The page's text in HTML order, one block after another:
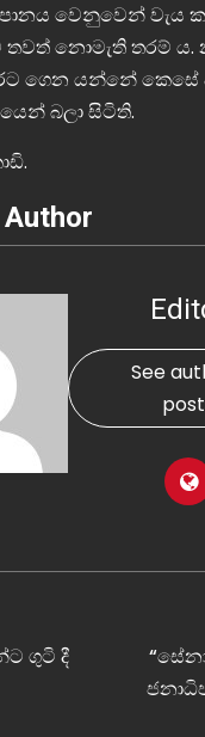
වෙනුවෙන් වැය
තවත් නොමැති තරම් ය.
ගෙන යන්නේ කෙසේ
බලා සිටිති.
See
ගුටි දී